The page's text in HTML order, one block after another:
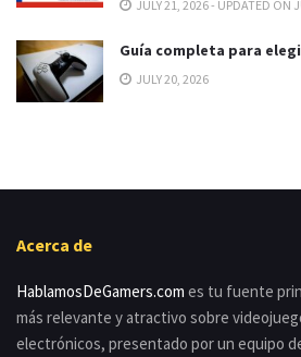
JULY 21, 2026 - UPDATED ON
Guía completa para
JULY 20, 2026
Acerca de
HablamosDeGamers.com es tu fuente
más relevante y atractivo sobre
electrónicos, presentado por un equipo